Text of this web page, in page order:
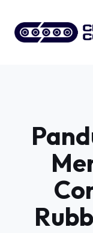
content